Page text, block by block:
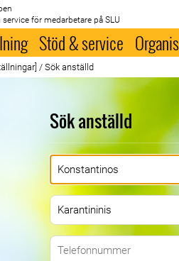
för medarbetare på SLU
Stöd & service
/ Sök anställd
Sök anställd